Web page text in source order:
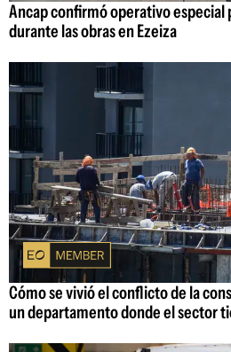
Ancap confirmó operativo especial
durante las obras en Ezeiza
Cómo se vivió el conflicto de la
un departamento donde el sector